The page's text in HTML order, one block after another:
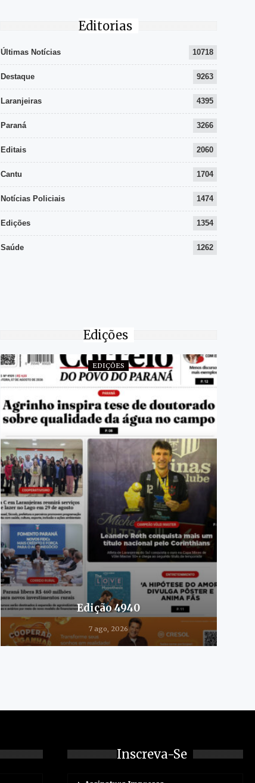
Editorias
Últimas Notícias 10718
Destaque 9263
Laranjeiras 4395
Paraná 3266
Editais 2060
Cantu 1704
Notícias Policiais 1474
Edições 1354
Saúde 1262
Edições
EDIÇÕES
Edição 4940
7 ago, 2026
Inscreva-Se